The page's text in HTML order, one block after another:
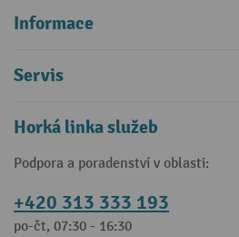
Informace
Servis
Horká linka služeb
Podpora a poradenství v oblasti:
+420 313 333 193
po-čt, 07:30 - 16:30